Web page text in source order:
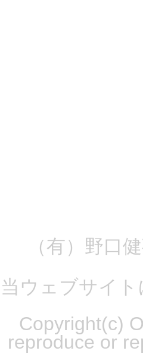
（有）野口
当ウェブサイ
Copyright(c)
reproduce or